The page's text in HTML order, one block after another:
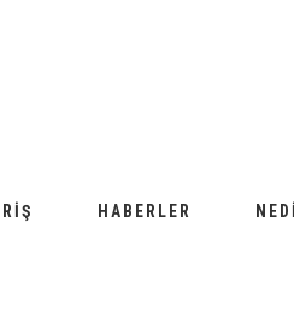
HABERLER